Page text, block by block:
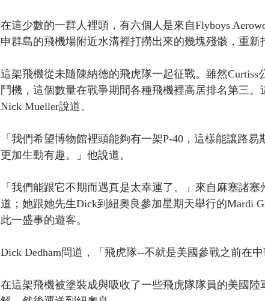
在這少數的一群人裡頭，有六個人是來自Flyboys
申群島的飛機場附近水溝裡打撈出來的幾塊殘骸，重新
這架飛機從未隨陳納德的飛虎隊一起征戰。雖然Curtiss
鬥機，這個數量在戰爭期間各種飛機裡高居排名第三
Nick Mueller說道。
「我們希望博物館裡頭能夠有一架P-40，這樣能讓路
更加生動有趣。」他說道。
「我們能跟它不期而遇真是太幸運了。」來自麻塞諸塞
道；她跟她先生Dick到紐奧良參加星期天舉行的Mardi
此一盛事的遊客。
Dick Dedham問道，「飛虎隊--不就是美國參戰之前在中
在這架飛機被塗裝成與吸收了一些飛虎隊隊員的美國